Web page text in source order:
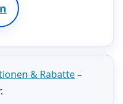
& Rabatte–